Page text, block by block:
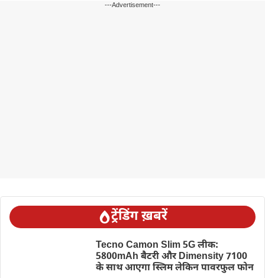
---Advertisement---
ट्रेंडिंग ख़बरें
Tecno Camon Slim 5G लीक:
5800mAh बैटरी और Dimensity 7100
के साथ आएगा स्लिम लेकिन पावरफुल फोन